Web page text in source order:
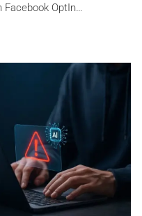
Facebook OptIn…